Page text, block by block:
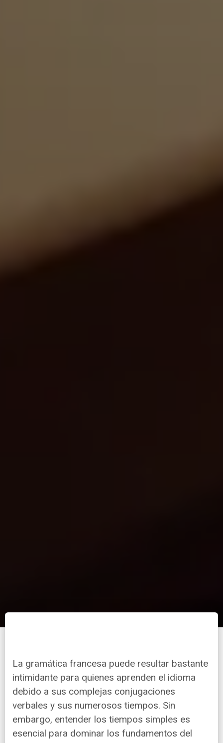
La gramática francesa puede resultar bastante
intimidante para quienes aprenden el idioma
debido a sus complejas conjugaciones
verbales y sus numerosos tiempos. Sin
embargo, entender los tiempos simples es
esencial para dominar los fundamentos del